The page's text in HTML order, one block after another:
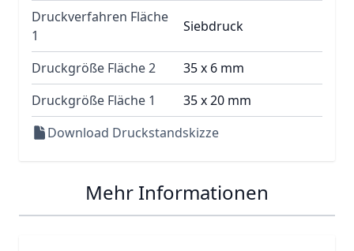
Druckverfahren Fläche
1
Siebdruck
Druckgröße Fläche 2
35 x 6 mm
Druckgröße Fläche 1
35 x 20 mm
Download Druckstandskizze
Mehr Informationen